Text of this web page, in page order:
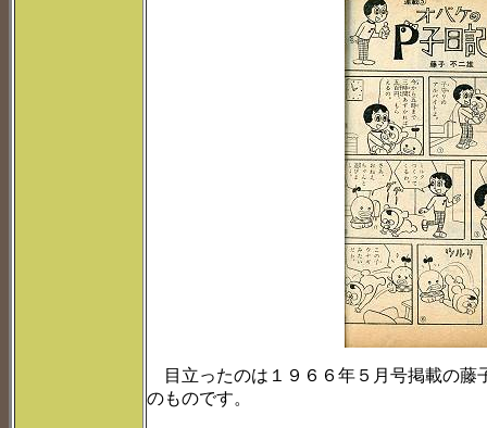
目立ったのは１９６６年５月号掲載の藤
のものです。